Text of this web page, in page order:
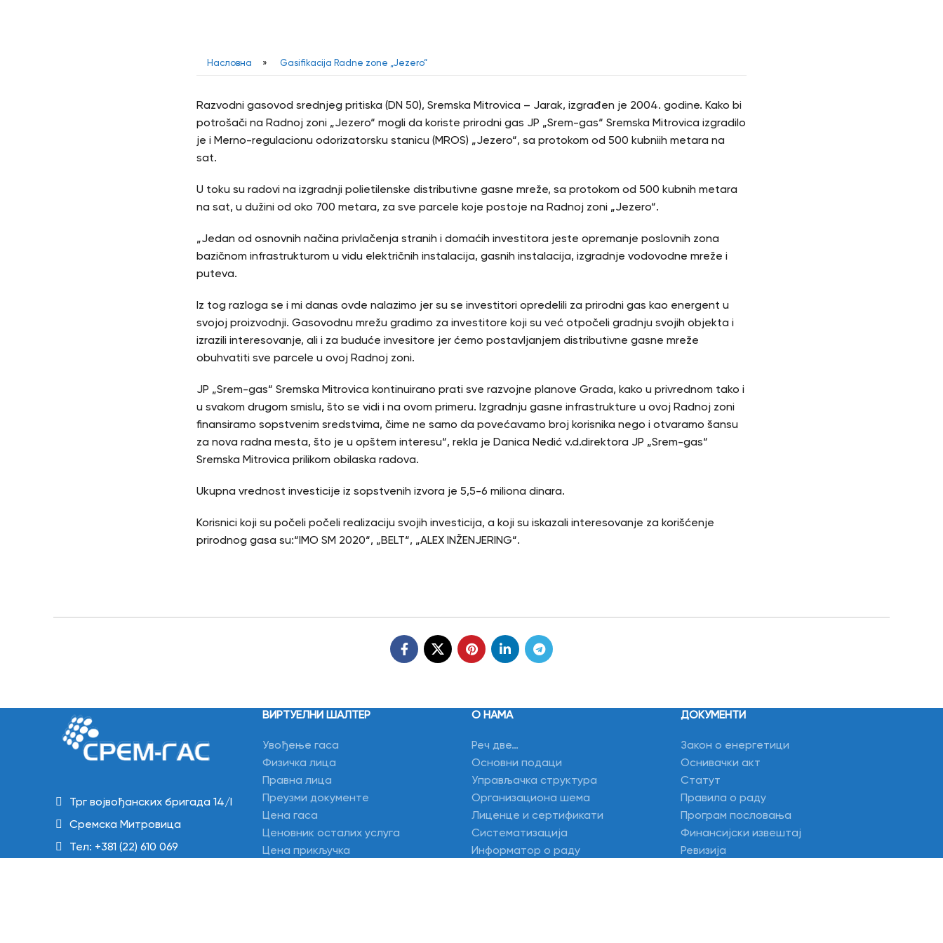
Насловна » Gasifikacija Radne zone „Jezero“
Razvodni gasovod srednjeg pritiska (DN 50), Sremska Mitrovica – Jarak, izgrađen je 2004. godine. Kako bi
potrošači na Radnoj zoni „Jezero“ mogli da koriste prirodni gas JP „Srem-gas“ Sremska Mitrovica izgradilo
je i Merno-regulacionu odorizatorsku stanicu (MROS) „Jezero“, sa protokom od 500 kubniih metara na
sat.
U toku su radovi na izgradnji polietilenske distributivne gasne mreže, sa protokom od 500 kubnih metara
na sat, u dužini od oko 700 metara, za sve parcele koje postoje na Radnoj zoni „Jezero“.
„Jedan od osnovnih načina privlačenja stranih i domaćih investitora jeste opremanje poslovnih zona
bazičnom infrastrukturom u vidu električnih instalacija, gasnih instalacija, izgradnje vodovodne mreže i
puteva.
Iz tog razloga se i mi danas ovde nalazimo jer su se investitori opredelili za prirodni gas kao energent u
svojoj proizvodnji. Gasovodnu mrežu gradimo za investitore koji su već otpočeli gradnju svojih objekta i
izrazili interesovanje, ali i za buduće invesitore jer ćemo postavljanjem distributivne gasne mreže
obuhvatiti sve parcele u ovoj Radnoj zoni.
JP „Srem-gas“ Sremska Mitrovica kontinuirano prati sve razvojne planove Grada, kako u privrednom tako i
u svakom drugom smislu, što se vidi i na ovom primeru. Izgradnju gasne infrastrukture u ovoj Radnoj zoni
finansiramo sopstvenim sredstvima, čime ne samo da povećavamo broj korisnika nego i otvaramo šansu
za nova radna mesta, što je u opštem interesu“, rekla je Danica Nedić v.d.direktora JP „Srem-gas“
Sremska Mitrovica prilikom obilaska radova.
Ukupna vrednost investicije iz sopstvenih izvora je 5,5-6 miliona dinara.
Korisnici koji su počeli počeli realizaciju svojih investicija, a koji su iskazali interesovanje za korišćenje
prirodnog gasa su:“IMO SM 2020“, „BELT“, „ALEX INŽENJERING“.
Трг војвођанских бригада 14/I
Сремска Митровица
Тел: +381 (22) 610 069
ВИРТУЕЛНИ ШАЛТЕР
Увођење гаса
Физичка лица
Правна лица
Преузми документе
Цена гаса
Ценовник осталих услуга
Цена прикључка
О НАМА
Реч две…
Основни подаци
Управљачка структура
Организациона шема
Лиценце и сертификати
Систематизација
Информатор о раду
ДОКУМЕНТИ
Закон о енергетици
Оснивачки акт
Статут
Правила о раду
Програм пословања
Финансијски извештај
Ревизија